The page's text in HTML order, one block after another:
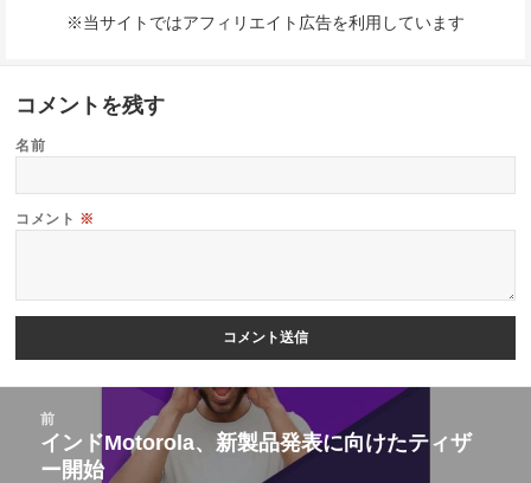
※当サイトではアフィリエイト広告を利用しています
コメントを残す
名前
コメント ※
前
前
インドMotorola、新製品発表に向けたティザ
ー開始